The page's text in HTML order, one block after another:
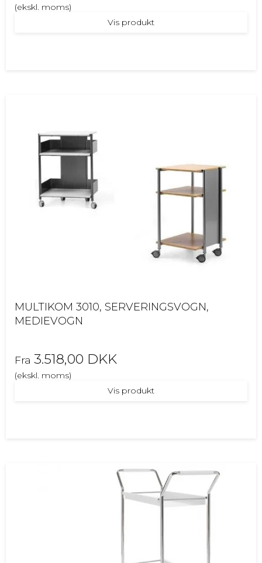
(ekskl. moms)
Vis produkt
MULTIKOM 3010, SERVERINGSVOGN,
MEDIEVOGN
Fra 3.518,00 DKK
(ekskl. moms)
Vis produkt